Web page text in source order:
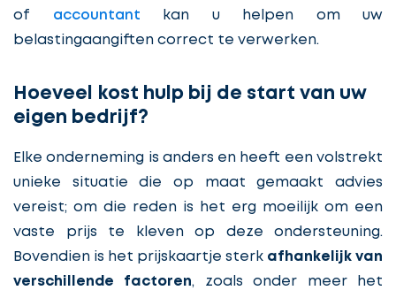
of accountant kan u helpen om uw
belastingaangiften correct te verwerken.
Hoeveel kost hulp bij de start van uw
eigen bedrijf?
Elke onderneming is anders en heeft een volstrekt
unieke situatie die op maat gemaakt advies
vereist; om die reden is het erg moeilijk om een
vaste prijs te kleven op deze ondersteuning.
Bovendien is het prijskaartje sterk afhankelijk van
verschillende factoren, zoals onder meer het